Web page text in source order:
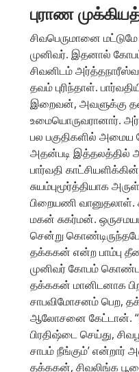
புராண
சிவபெருமானை
முனிவர். இதனால்
சிவனிடம்
தவம் புரிந்தாள்.
இறைவன், அவளுக்கு தன்
உமையொருவரானார்.
பல பகுதிகளில்
அதன்படி இத்தலத்தில்
பார்வதி
சுயம்புமூர்த்தியாக
பிறையணி வானுதலாள்.
மகன் சுகர்மன்.
சென்று
தக்ககன் என்ற பாம்பு
முனிவர் கோபம்
தக்ககன் மானிடனாக
சாபவிமோசனம் பெற,
ஆலோசனை கேட்டான்.
பிரதிஷ்டை செய்து,
சாபம் நீங்கும்’ என்றார்
தக்ககன், சிவலிங்க